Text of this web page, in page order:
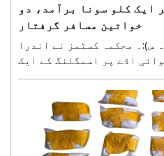
ایک کلو سونا برآمد، دو
خواتین مسافر گرفتار
نئی دہلی، 05 اگست (ہ س):۔ محکمہ کسٹمز نے اندرا
اڈے پر اسمگلنگ کے ایک
دو خواتین مسافروں کو
سے تقریباً ایک کلو گرام
سونا برآمد کیا گیا۔ محکمہ نے بدھ کے روز جاری